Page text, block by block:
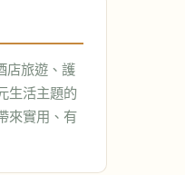
店旅遊、護
生活主題的
來實用、有